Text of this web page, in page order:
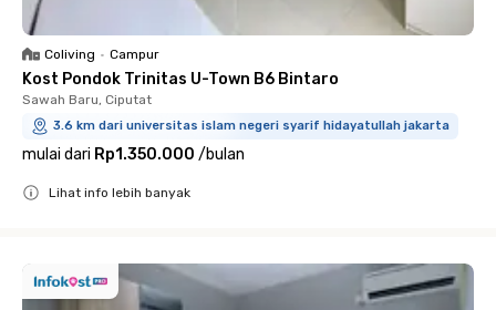
Coliving • Campur
Kost Pondok Trinitas U-Town B6 Bintaro
Sawah Baru, Ciputat
3.6 km dari universitas islam negeri syarif hidayatullah jakarta
mulai dari Rp1.350.000 /bulan
Lihat info lebih banyak